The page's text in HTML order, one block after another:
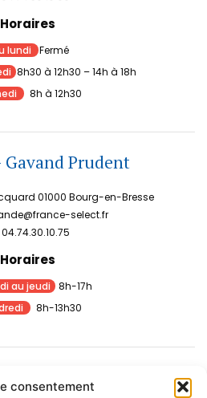
consentement
Horaires
lundi
Fermé
8h30 à 12h30 – 14h à 18h
8h à 12h30
Gavand Prudent
01000 Bourg-en-Bresse
select.fr
04.74.30.10.75
Horaires
au jeudi
8h-17h
8h-13h30
de l’Européain